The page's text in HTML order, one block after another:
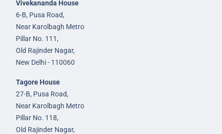
Vivekananda House
6-B, Pusa Road,
Near Karolbagh Metro
Pillar No. 111,
Old Rajinder Nagar,
New Delhi - 110060
Tagore House
27-B, Pusa Road,
Near Karolbagh Metro
Pillar No. 118,
Old Rajinder Nagar,